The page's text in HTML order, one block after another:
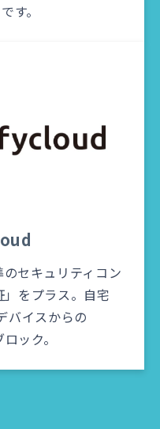
す。
セキュリティコン
」をプラス。自宅
バイスからの
ック。